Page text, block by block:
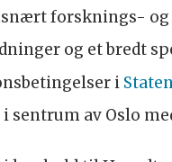
forsknings-
og et bredt
i
i sentrum av Oslo